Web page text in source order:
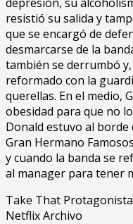
resistió su salida y
que se encargó de
desmarcarse de la
también se derrumbó
reformado con la
querellas. En el medio,
obesidad para que no
Donald estuvo al
Gran Hermano
y cuando la banda se
al manager para tener
Take That
Netflix Archivo